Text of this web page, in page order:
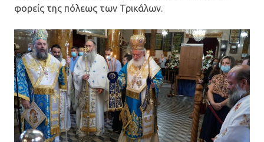
φορείς της πόλεως των Τρικάλων.